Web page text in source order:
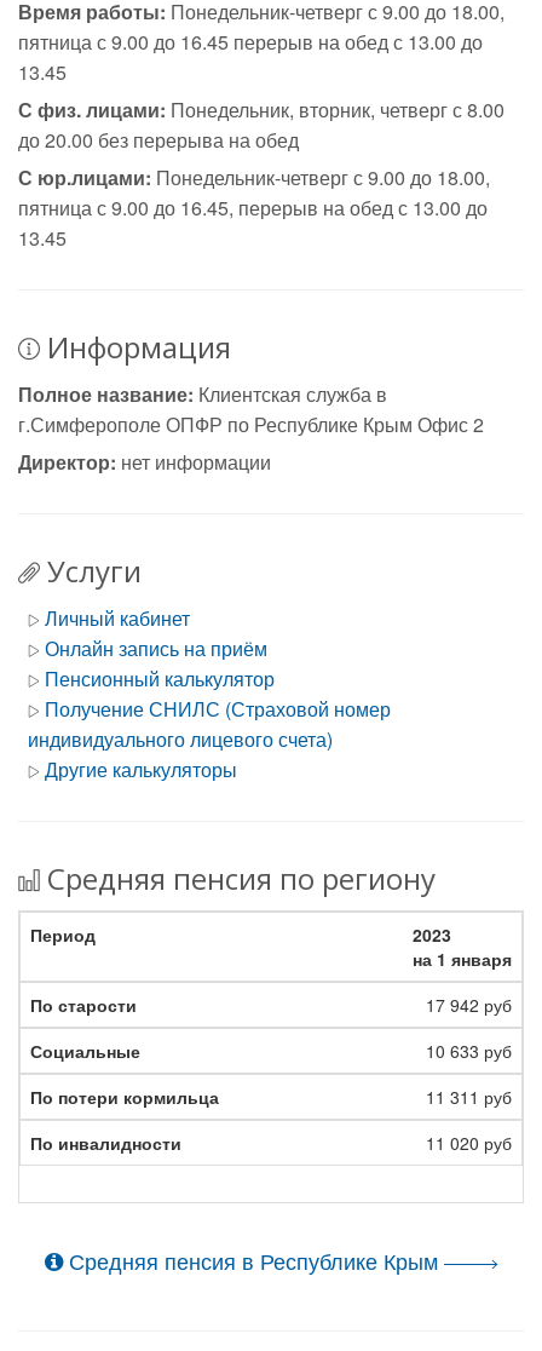
Время работы: Понедельник-четверг с 9.00 до 18.00,
пятница с 9.00 до 16.45 перерыв на обед с 13.00 до
13.45
С физ. лицами: Понедельник, вторник, четверг с 8.00
до 20.00 без перерыва на обед
С юр.лицами: Понедельник-четверг с 9.00 до 18.00,
пятница с 9.00 до 16.45, перерыв на обед с 13.00 до
13.45
Информация
Полное название: Клиентская служба в
г.Симферополе ОПФР по Республике Крым Офис 2
Директор: нет информации
Услуги
Личный кабинет
Онлайн запись на приём
Пенсионный калькулятор
Получение СНИЛС (Страховой номер
индивидуального лицевого счета)
Другие калькуляторы
Средняя пенсия по региону
2023
на 1 января
17 942 руб
10 633 руб
11 311 руб
11 020 руб
Средняя пенсия в Республике Крым